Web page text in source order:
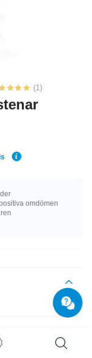
(1)
omdömen